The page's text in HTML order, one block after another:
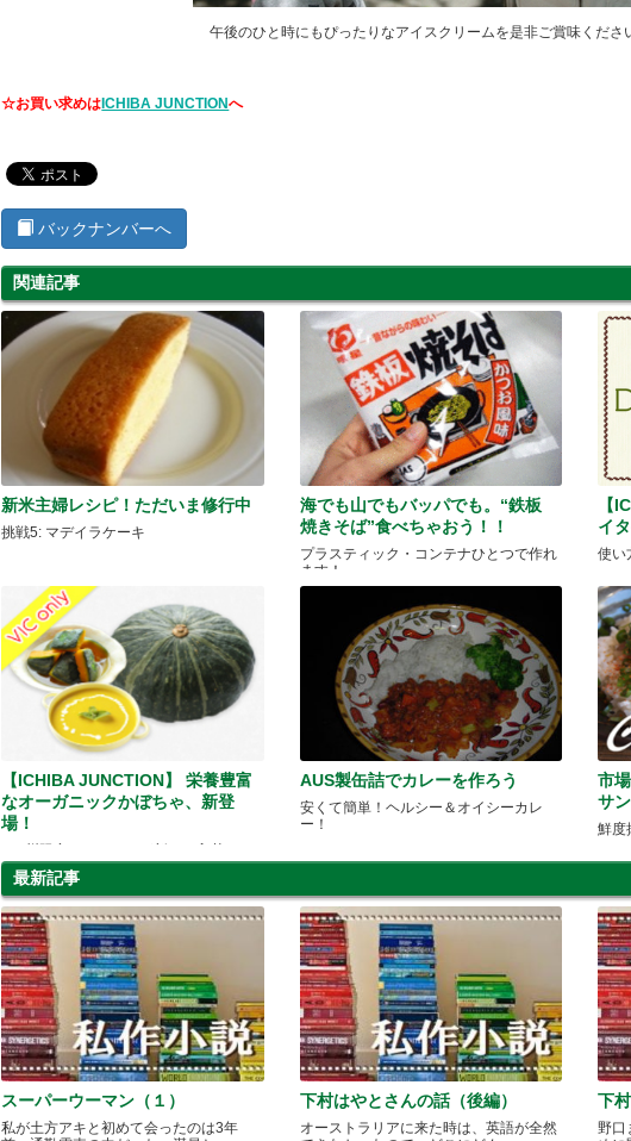
午後のひと時にもぴったりなアイスクリームを是非ご賞味くださ
☆お買い求めは ICHIBA JUNCTIONへ
バックナンバーへ
関連記事
新米主婦レシピ！ただいま修行中
挑戦5: マデイラケーキ
海でも山でもバッパでも。“鉄板
焼きそば”食べちゃおう！！
プラスティック・コンテナひとつで作れ
ます！
【
イ
使い
【ICHIBA JUNCTION】 栄養豊富
なオーガニックかぼちゃ、新登
場！
VIC州限定！かぼちゃが新たに入荷しま
した。
AUS製缶詰でカレーを作ろう
安くて簡単！ヘルシー＆オイシーカレ
ー！
市
サ
鮮度
最新記事
スーパーウーマン（１）
私が土方アキと初めて会ったのは3年
下村はやとさんの話（後編）
オーストラリアに来た時は、英語が全然
下
野口